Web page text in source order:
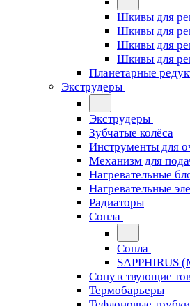
Шкивы для
Шкивы для
Шкивы для
Шкивы для
Планетарные
Экструдеры
Экструдеры
Зубчатые колёса
Инструменты для
Механизм для
Нагревательные
Нагревательные
Радиаторы
Сопла
Сопла
SAPPHIRUS
Сопутствующие
Термобарьеры